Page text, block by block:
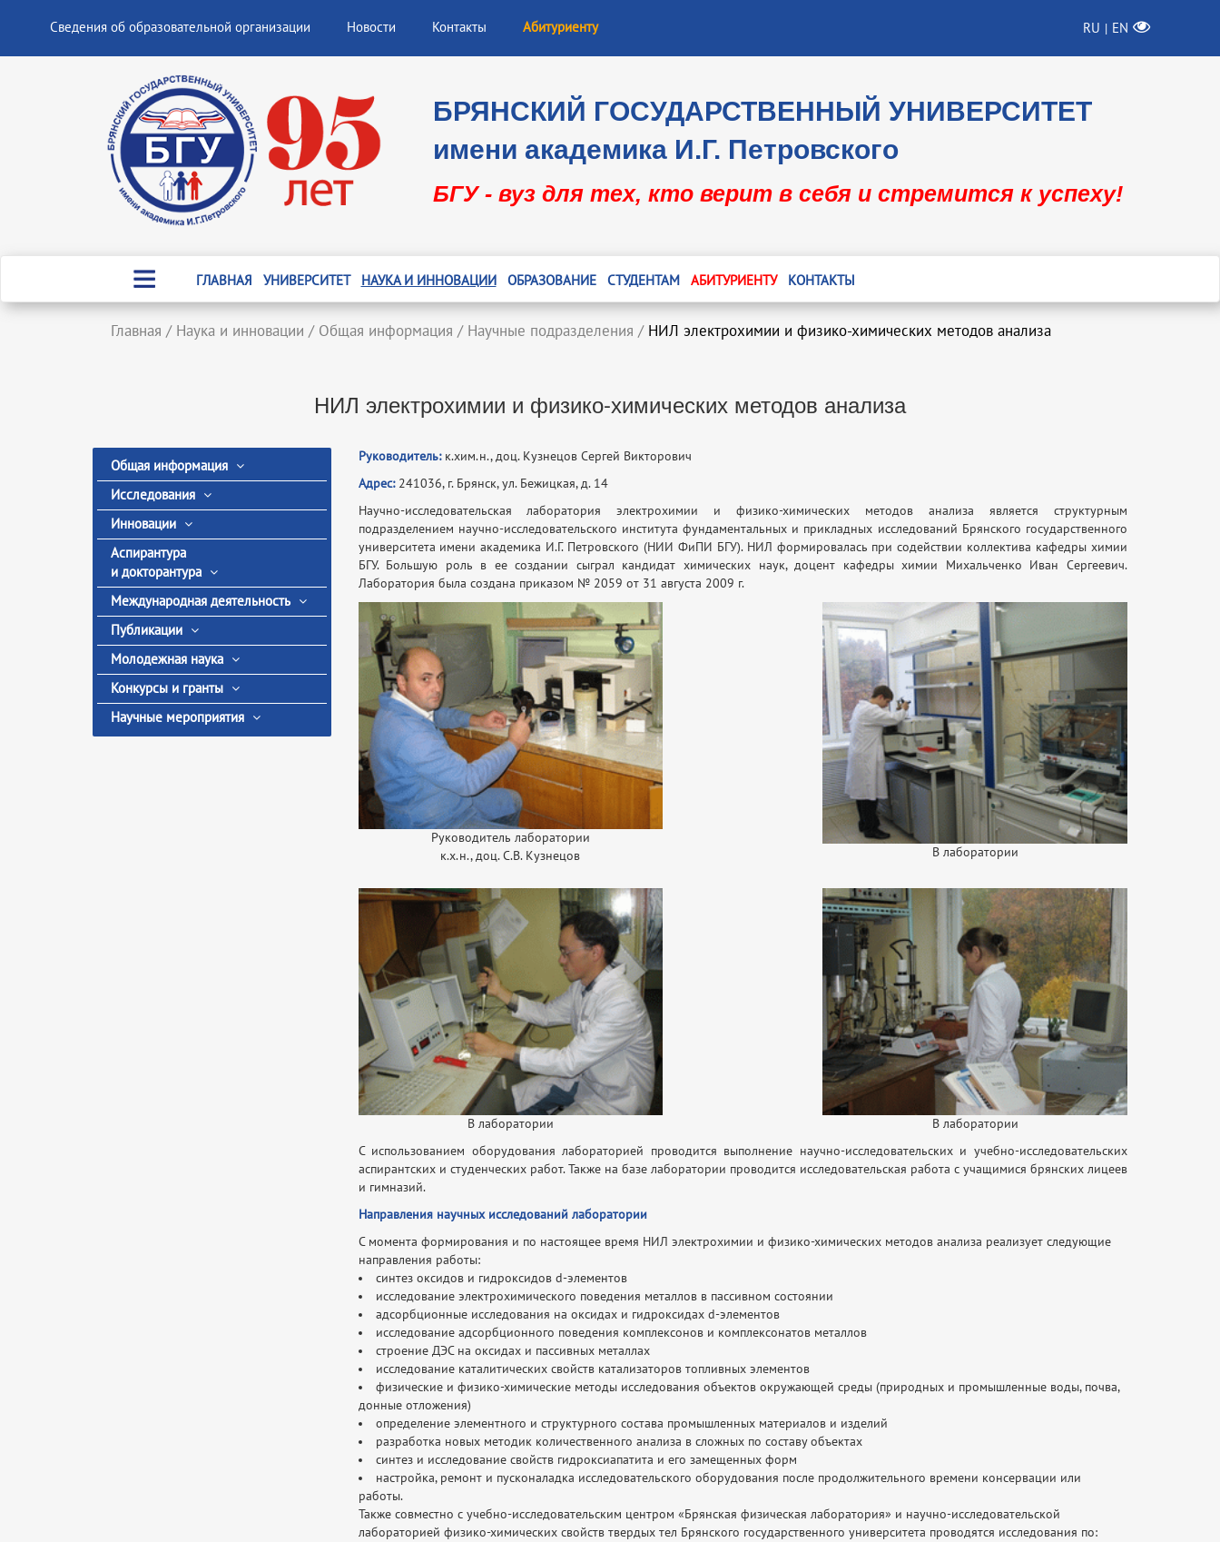
Сведения об образовательной организации Новости Контакты Абитуриенту RU | EN
БРЯНСКИЙ ГОСУДАРСТВЕННЫЙ УНИВЕРСИТЕТ
имени академика И.Г. Петровского
БГУ - вуз для тех, кто верит в себя и стремится к успеху!
ГЛАВНАЯ УНИВЕРСИТЕТ НАУКА И ИННОВАЦИИ ОБРАЗОВАНИЕ СТУДЕНТАМ АБИТУРИЕНТУ КОНТАКТЫ
Главная / Наука и инновации / Общая информация / Научные подразделения / НИЛ электрохимии и физико-химических методов анализа
НИЛ электрохимии и физико-химических методов анализа
Общая информация
Исследования
Инновации
Аспирантура
и докторантура
Международная деятельность
Публикации
Молодежная наука
Конкурсы и гранты
Научные мероприятия
Руководитель:к.хим.н., доц. Кузнецов Сергей Викторович
Адрес:241036, г. Брянск, ул. Бежицкая, д. 14
Научно-исследовательская лаборатория электрохимии и физико-химических методов анализа является структурным
подразделением научно-исследовательского института фундаментальных и прикладных исследований Брянского государственного
университета имени академика И.Г. Петровского (НИИ ФиПИ БГУ). НИЛ формировалась при содействии коллектива кафедры химии
БГУ. Большую роль в ее создании сыграл кандидат химических наук, доцент кафедры химии Михальченко Иван Сергеевич.
Лаборатория была создана приказом № 2059 от 31 августа 2009 г.
Руководитель лаборатории
к.х.н., доц. С.В. Кузнецов
В лаборатории
В лаборатории
В лаборатории
С использованием оборудования лабораторией проводится выполнение научно-исследовательских и учебно-исследовательских
аспирантских и студенческих работ. Также на базе лаборатории проводится исследовательская работа с учащимися брянских лицеев
и гимназий.
Направления научных исследований лаборатории
С момента формирования и по настоящее время НИЛ электрохимии и физико-химических методов анализа реализует следующие
направления работы:
синтез оксидов и гидроксидов d-элементов
исследование электрохимического поведения металлов в пассивном состоянии
адсорбционные исследования на оксидах и гидроксидах d-элементов
исследование адсорбционного поведения комплексонов и комплексонатов металлов
строение ДЭС на оксидах и пассивных металлах
исследование каталитических свойств катализаторов топливных элементов
физические и физико-химические методы исследования объектов окружающей среды (природных и промышленные воды, почва,
донные отложения)
определение элементного и структурного состава промышленных материалов и изделий
разработка новых методик количественного анализа в сложных по составу объектах
синтез и исследование свойств гидроксиапатита и его замещенных форм
настройка, ремонт и пусконаладка исследовательского оборудования после продолжительного времени консервации или
работы.
Также совместно с учебно-исследовательским центром «Брянская физическая лаборатория» и научно-исследовательской
лабораторией физико-химических свойств твердых тел Брянского государственного университета проводятся исследования по: